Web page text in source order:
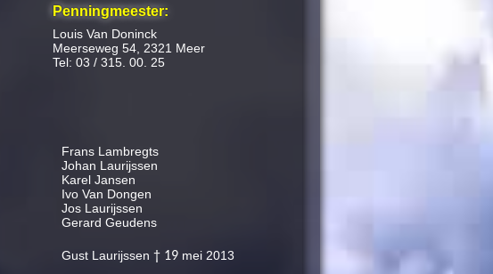
Penningmeester:
Louis Van Doninck
Meerseweg 54, 2321 Meer
Tel: 03 / 315. 00. 25
Frans Lambregts
Johan Laurijssen
Karel Jansen
Ivo Van Dongen
Jos Laurijssen
Gerard Geudens
Gust Laurijssen † 19 mei 2013